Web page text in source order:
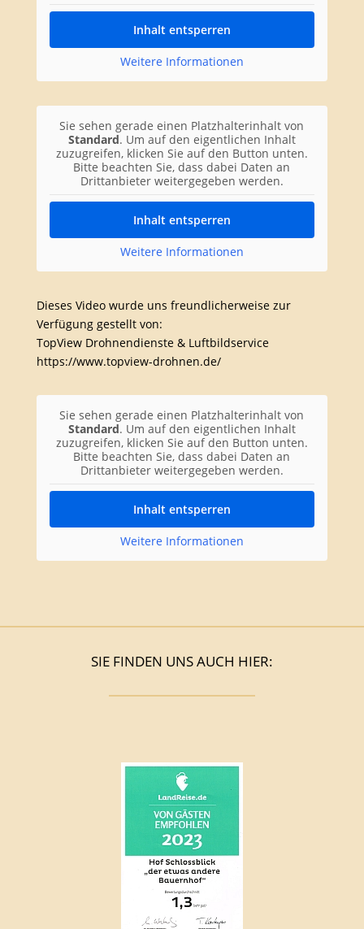
Inhalt entsperren
Weitere Informationen
Sie sehen gerade einen Platzhalterinhalt von
Standard. Um auf den eigentlichen Inhalt
zuzugreifen, klicken Sie auf den Button unten.
Bitte beachten Sie, dass dabei Daten an
Drittanbieter weitergegeben werden.
Inhalt entsperren
Weitere Informationen
Dieses Video wurde uns freundlicherweise zur
Verfügung gestellt von:
TopView Drohnendienste & Luftbildservice
https://www.topview-drohnen.de/
Sie sehen gerade einen Platzhalterinhalt von
Standard. Um auf den eigentlichen Inhalt
zuzugreifen, klicken Sie auf den Button unten.
Bitte beachten Sie, dass dabei Daten an
Drittanbieter weitergegeben werden.
Inhalt entsperren
Weitere Informationen
SIE FINDEN UNS AUCH HIER: